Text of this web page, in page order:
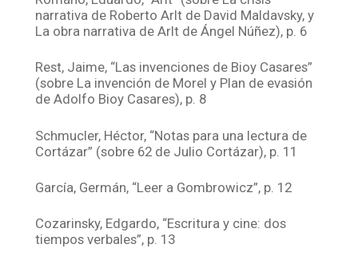
narrativa de Roberto Arlt de David Maldavsky, y
La obra narrativa de Arlt de Ángel Núñez), p. 6
Rest, Jaime, “Las invenciones de Bioy Casares”
(sobre La invención de Morel y Plan de evasión
de Adolfo Bioy Casares), p. 8
Schmucler, Héctor, “Notas para una lectura de
Cortázar” (sobre 62 de Julio Cortázar), p. 11
García, Germán, “Leer a Gombrowicz”, p. 12
Cozarinsky, Edgardo, “Escritura y cine: dos
tiempos verbales”, p. 13